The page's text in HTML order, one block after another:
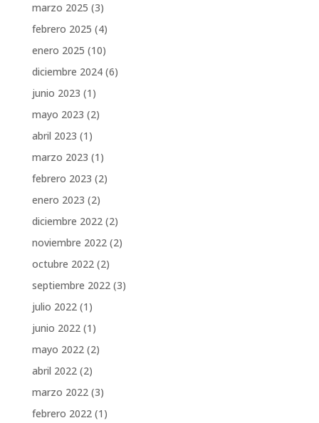
marzo 2025 (3)
febrero 2025 (4)
enero 2025 (10)
diciembre 2024(6)
junio 2023 (1)
mayo 2023 (2)
abril 2023 (1)
marzo 2023 (1)
febrero 2023 (2)
enero 2023 (2)
diciembre 2022(2)
noviembre 2022(2)
octubre 2022(2)
septiembre 2022(3)
julio 2022(1)
junio 2022(1)
mayo 2022(2)
abril 2022(2)
marzo 2022(3)
febrero 2022(1)